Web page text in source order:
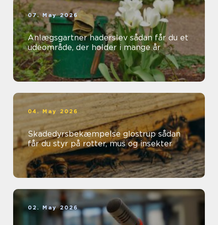
07. May 2026
Anlægsgartner haderslev sådan får du et
udeområde, der holder i mange år
04. May 2026
Skadedyrsbekæmpelse glostrup sådan
får du styr på rotter, mus og insekter
02. May 2026